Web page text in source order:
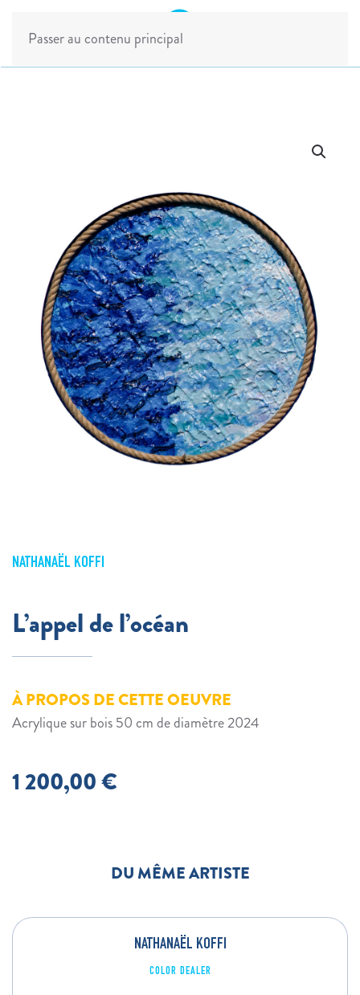
Passer au contenu principal
NATHANAËL KOFFI
L’appel de l’océan
À PROPOS DE CETTE OEUVRE
Acrylique sur bois 50 cm de diamètre 2024
1 200,00€
DU MÊME ARTISTE
NATHANAËL KOFFI
COLOR DEALER